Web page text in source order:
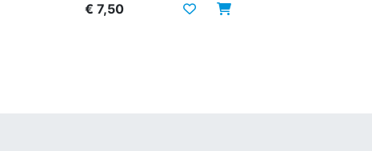
€ 7,50